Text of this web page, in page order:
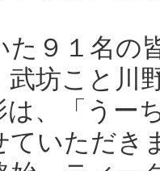
た９１名の
武坊こと川
は、「うー
ていただき